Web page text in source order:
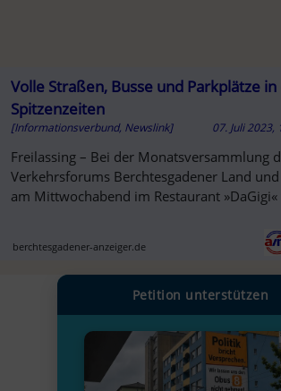
Volle Straßen, Busse und Parkplätze in
Spitzenzeiten
[Informationsverbund, Newslink] 07. Juli 2023,
Freilassing – Bei der Monatsversammlung
Verkehrsforums Berchtesgadener Land
am Mittwochabend im Restaurant
berchtesgadener-anzeiger.de
Petition unterstützen